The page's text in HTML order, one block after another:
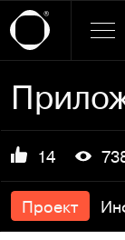
14
Проект